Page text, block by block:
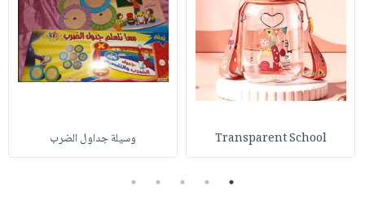
Transparent School وسيلة جداول الضرب
1
2
3
4
5